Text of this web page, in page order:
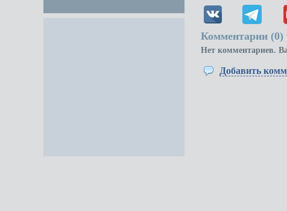
Комментарии (0)
Нет комментариев.
Добавить